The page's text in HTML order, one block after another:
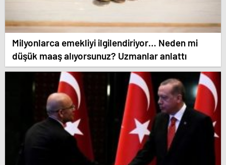
Milyonlarca emekliyi ilgilendiriyor… Neden mi
düşük maaş alıyorsunuz? Uzmanlar anlattı